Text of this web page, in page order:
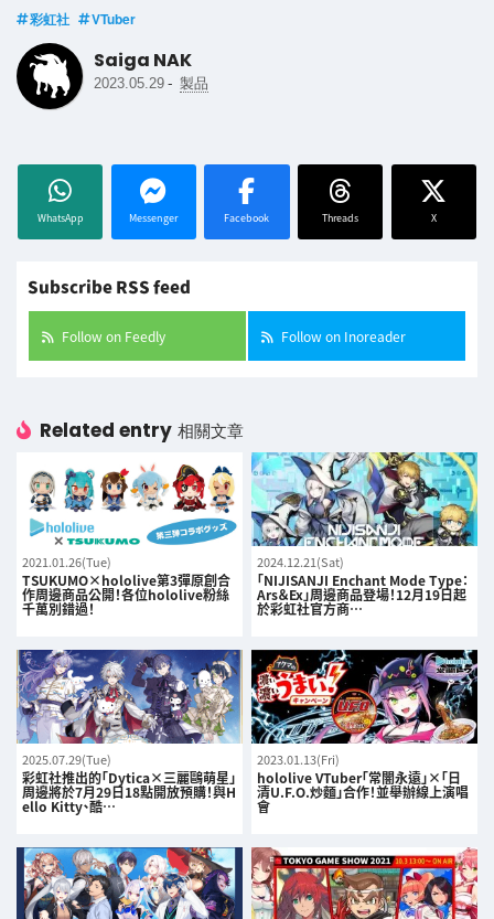
彩虹社 VTuber
Saiga NAK
2023.05.29 - 製品
WhatsApp Messenger Facebook Threads X
Subscribe RSS feed
Follow on Feedly Follow on Inoreader
Related entry 相關文章
2021.01.26(Tue)
TSUKUMO×hololive第3彈原創合
作周邊商品公開！各位hololive粉絲
千萬別錯過！
2024.12.21(Sat)
「NIJISANJI Enchant Mode Type：
Ars＆Ex」周邊商品登場！12月19日起
於彩虹社官方商…
2025.07.29(Tue)
彩虹社推出的「Dytica×三麗鷗萌星」
周邊將於7月29日18點開放預購！與H
ello Kitty、酷…
2023.01.13(Fri)
hololive VTuber「常闇永遠」×「日
清U.F.O.炒麵」合作！並舉辦線上演唱
會